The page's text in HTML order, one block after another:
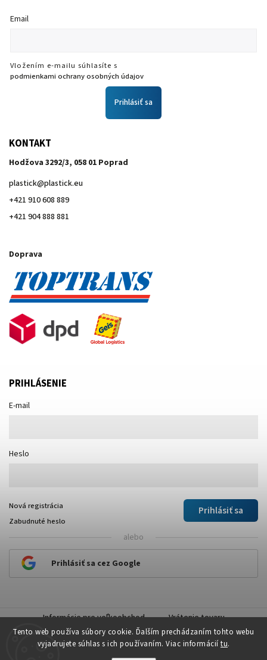
Tento web používa súbory cookie. Ďalším prechádzaním tohto webu
vyjadrujete súhlas s ich používaním. Viac informácií tu.
Email
Vložením e-mailu súhlasíte s
podmienkami ochrany osobných údajov
Prihlásiť sa
KONTAKT
Hodžova 3292/3, 058 01 Poprad
plastick@plastick.eu
+421 910 608 889
+421 904 888 881
Doprava
PRIHLÁSENIE
E-mail
Heslo
Prihlásiť sa
Nová registrácia
Zabudnuté heslo
alebo
Prihlásiť sa cez Google
Informácie pre veľkoobchod Vrátenie tovaru